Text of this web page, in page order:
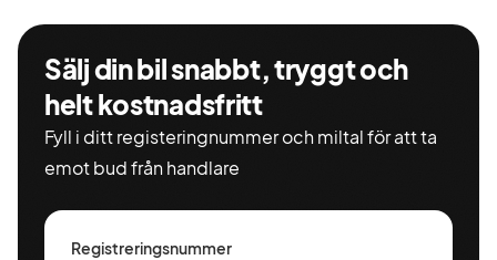
Sälj din bil snabbt, tryggt och
helt kostnadsfritt
Fyll i ditt registeringnummer och miltal för att ta
emot bud från handlare
Registreringsnummer